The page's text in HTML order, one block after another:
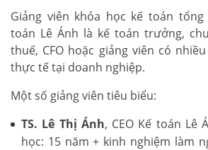
Giảng viên khóa học kế toán
toán Lê Ánh là kế toán trưởng,
thuế, CFO hoặc giảng viên có
thực tế tại doanh nghiệp.
Một số giảng viên tiêu biểu:
TS. Lê Thị Ánh, CEO Kế toán Lê
học: 15 năm + kinh nghiệm làm